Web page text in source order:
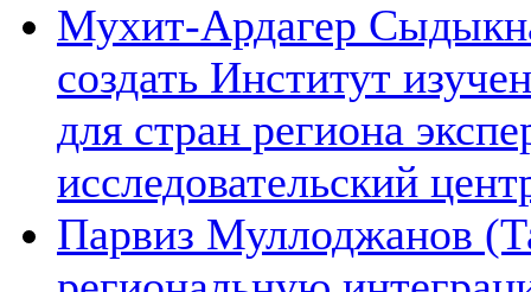
Мухит-Ардагер
создать Институт
для стран региона
исследовательский
Парвиз Муллоджанов